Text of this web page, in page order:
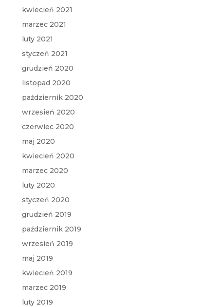
kwiecień 2021
marzec 2021
luty 2021
styczeń 2021
grudzień 2020
listopad 2020
październik 2020
wrzesień 2020
czerwiec 2020
maj 2020
kwiecień 2020
marzec 2020
luty 2020
styczeń 2020
grudzień 2019
październik 2019
wrzesień 2019
maj 2019
kwiecień 2019
marzec 2019
luty 2019